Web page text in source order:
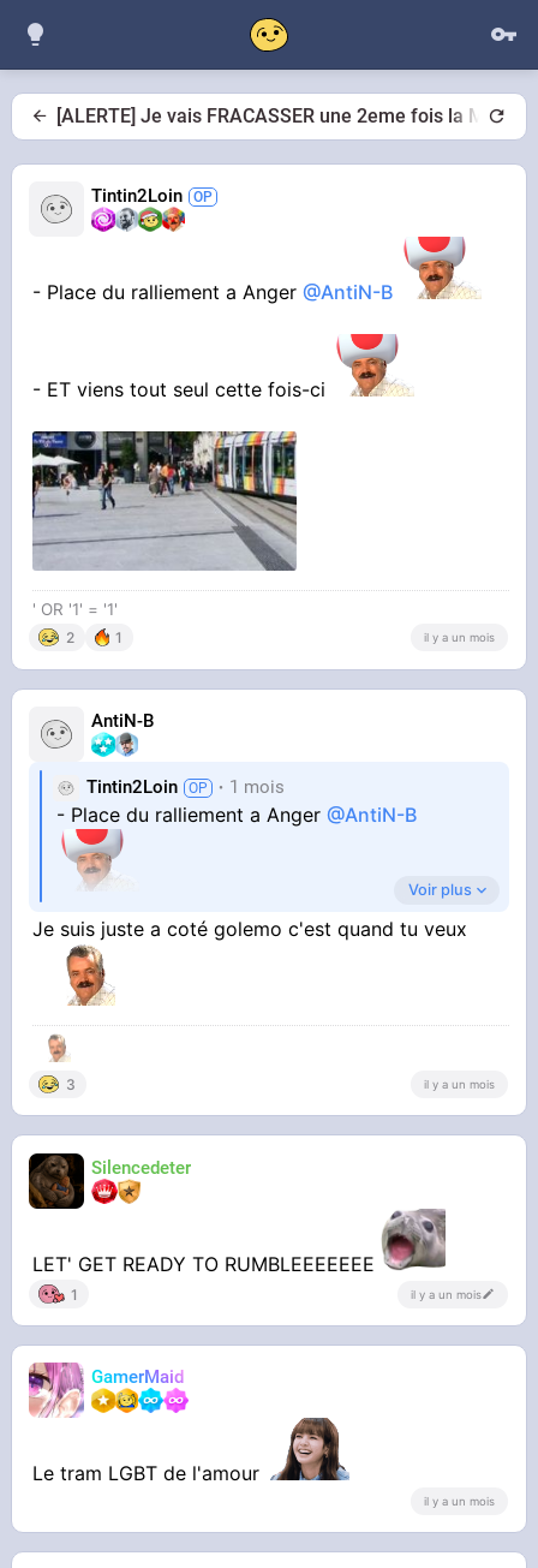
[ALERTE] Je vais FRACASSER une 2eme fois la
Tintin2Loin
- Place du ralliement a Anger@AntiN-B
- ET viens tout seul cette fois-ci
' OR '1' = '1'
2 1 il y a un mois
AntiN-B
Tintin2Loin 1 mois
- Place du ralliement a Anger@AntiN-B
- ET viens tout seul cette fois-ci
Voir plus
Je suis juste a coté golemo c'est quand tu veux
3 il y a un mois
Silencedeter
LET' GET READY TO RUMBLEEEEEEE
1 il y a un mois
GamerMaid
Le tram LGBT de l'amour
il y a un mois